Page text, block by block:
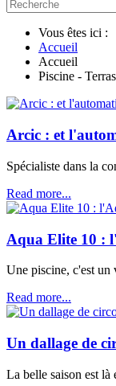
Vous êtes ici :
Accueil
Accueil
Piscine -
Arcic : et
Spécialiste dans la
Read more...
Aqua Elite 10 :
Une piscine, c'est un
Read more...
Un dallage de
La belle saison est là